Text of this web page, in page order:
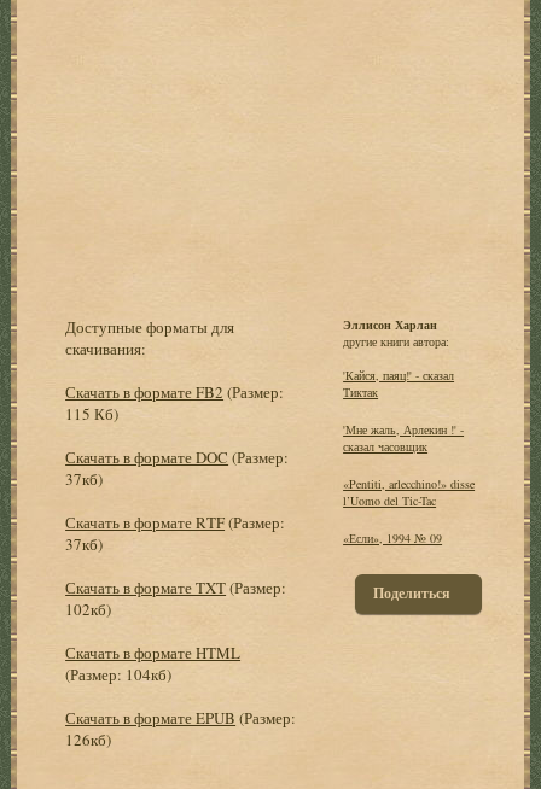
Доступные форматы для
скачивания:
Скачать в формате FB2 (Размер:
115 Кб)
Скачать в формате DOC (Размер:
37кб)
Скачать в формате RTF(Размер:
37кб)
Скачать в формате TXT(Размер:
102кб)
Скачать в формате HTML
(Размер: 104кб)
Скачать в формате EPUB (Размер:
126кб)
Эллисон Харлан
другие книги автора:
'Кайся, паяц!' - сказал
Тиктак
'Мне жаль, Арлекин !' -
сказал часовщик
«Pentiti, arlecchino!» disse
l’Uomo del Tic-Tac
«Если», 1994 № 09
Поделиться